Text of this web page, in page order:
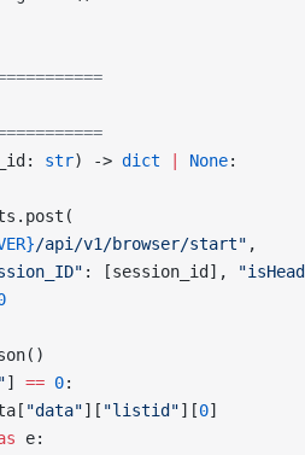
str) -> dict None:
/api/v1/browser/start" ,
: [session_id],
] == 0:
"data"][ "listid"][0]
e: